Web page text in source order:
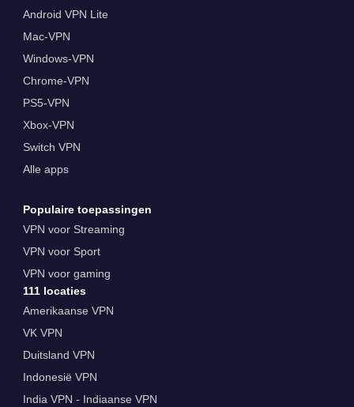
Android VPN Lite
Mac-VPN
Windows-VPN
Chrome-VPN
PS5-VPN
Xbox-VPN
Switch VPN
Alle apps
Populaire toepassingen
VPN voor Streaming
VPN voor Sport
VPN voor gaming
111 locaties
Amerikaanse VPN
VK VPN
Duitsland VPN
Indonesië VPN
India VPN - Indiaanse VPN